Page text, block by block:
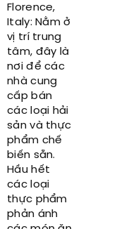
Florence,
Italy: Nằm ở
vị trí trung
tâm, đây là
nơi để các
nhà cung
cấp bán
các loại hải
sản và thực
phẩm chế
biến sẵn.
Hầu hết
các loại
thực phẩm
phản ánh